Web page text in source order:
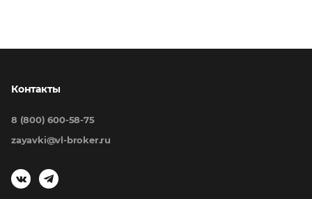
Контакты
8 (800) 600-58-75
zayavki@vl-broker.ru